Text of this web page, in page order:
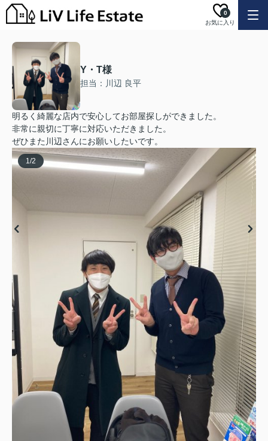
お気に入り
0
Y・T様
担当：川辺 良平
明るく綺麗な店内で安心してお部屋探しができました。
非常に親切に丁寧に対応いただきました。
ぜひまた川辺さんにお願いしたいです。
1/2